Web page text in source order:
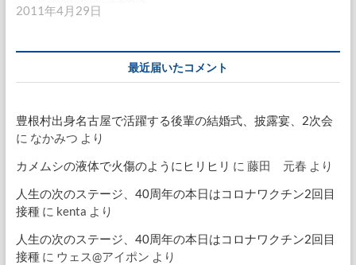
2011年4月29日
最近届いたコメント
豊根村出身名古屋で活躍する後輩の結婚式、披露宴、2次会
に なかみつ より
カメムシの液体で火傷のようにヒリヒリ に 藤田 元春 より
人生の次のステージ、40周年の本日はコロナワクチン2回目
接種に kenta より
人生の次のステージ、40周年の本日はコロナワクチン2回目
接種に ウェス@アイポン より